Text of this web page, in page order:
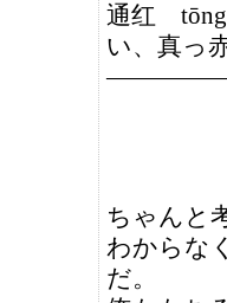
通红
い、真っ
ちゃんと
わからな
だ。